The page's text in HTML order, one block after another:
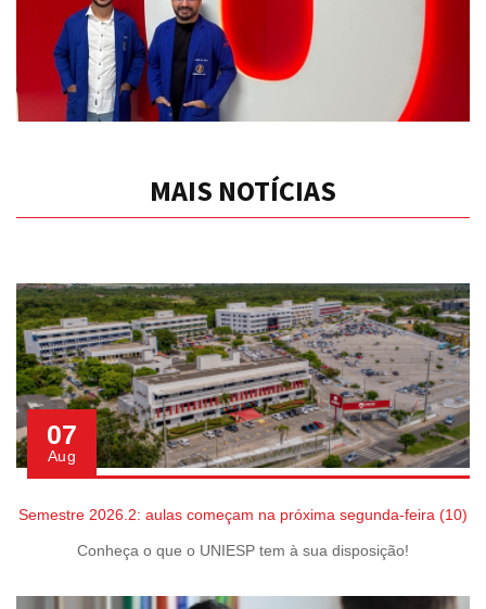
MAIS NOTÍCIAS
07
Aug
Semestre 2026.2: aulas começam na próxima segunda-feira (10)
Conheça o que o UNIESP tem à sua disposição!